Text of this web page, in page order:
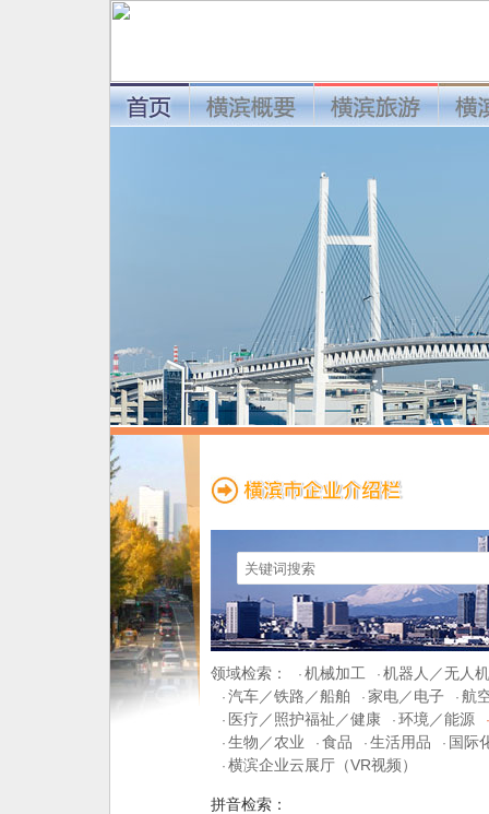
领域检索： · 机械加工 · 机器人／无人机
· 汽车／铁路／船舶 · 家电／电子 · 航
· 医疗／照护福祉／健康 · 环境／能源
·
· 生物／农业 · 食品 · 生活用品 · 国际
· 横滨企业云展厅（VR视频）
拼音检索：